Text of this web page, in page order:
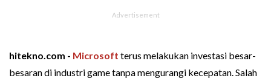
hitekno.com - Microsoft terus melakukan investasi besar-
besaran di industri game tanpa mengurangi kecepatan. Salah